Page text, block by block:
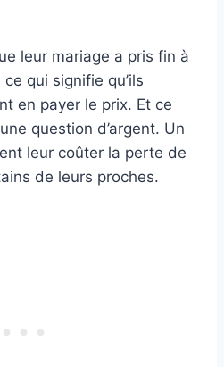
leur mariage a pris fin à
qui signifie qu’ils
en payer le prix. Et ce
question d’argent. Un
leur coûter la perte de
de leurs proches.